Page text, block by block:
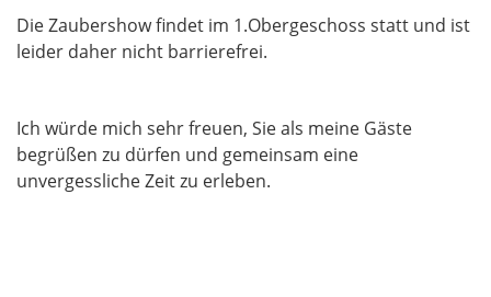
Die Zaubershow findet im 1.Obergeschoss statt und ist
leider daher nicht barrierefrei.
Ich würde mich sehr freuen, Sie als meine Gäste
begrüßen zu dürfen und gemeinsam eine
unvergessliche Zeit zu erleben.